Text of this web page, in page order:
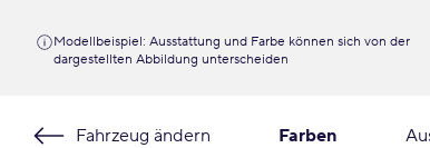
Modellbeispiel: Ausstattung und Farbe können sich von der
dargestellten Abbildung unterscheiden
Fahrzeug ändern Farben